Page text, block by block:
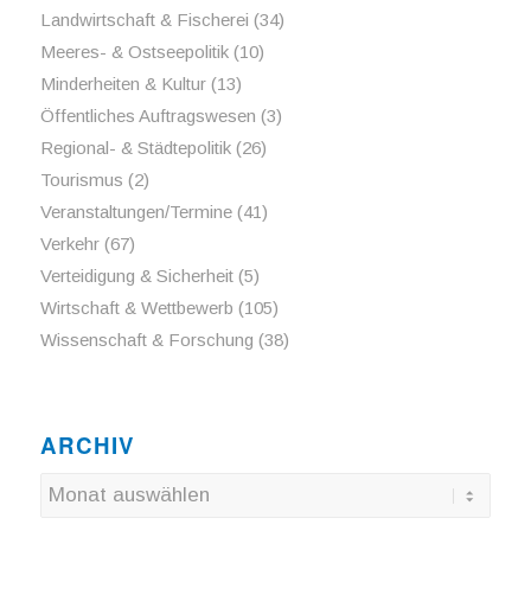
Landwirtschaft & Fischerei (34)
Meeres- & Ostseepolitik(10)
Minderheiten & Kultur(13)
Öffentliches Auftragswesen (3)
Regional- & Städtepolitik(26)
Tourismus (2)
Veranstaltungen/Termine(41)
Verkehr(67)
Verteidigung & Sicherheit(5)
Wirtschaft & Wettbewerb (105)
Wissenschaft & Forschung (38)
ARCHIV